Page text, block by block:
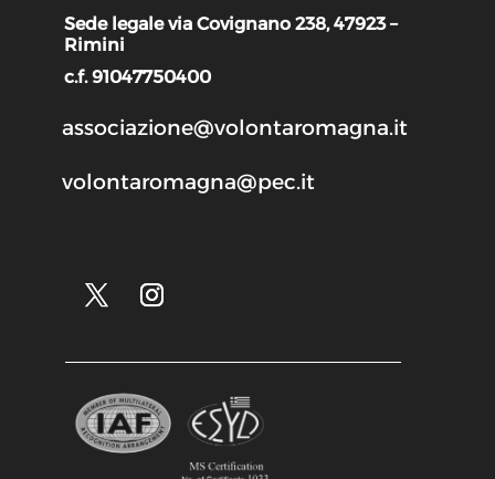
Sede legale via Covignano 238, 47923 –
Rimini
c.f. 91047750400
associazione@volontaromagna.it
volontaromagna@pec.it